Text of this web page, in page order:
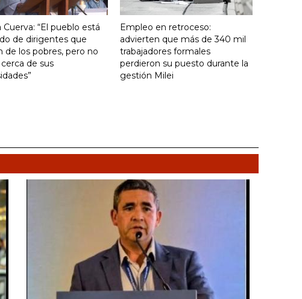
Cuerva: “El pueblo está
de dirigentes que
de los pobres, pero no
de sus
Empleo en retroceso:
advierten que más de 340 mil
trabajadores formales
perdieron su puesto durante la
gestión Milei